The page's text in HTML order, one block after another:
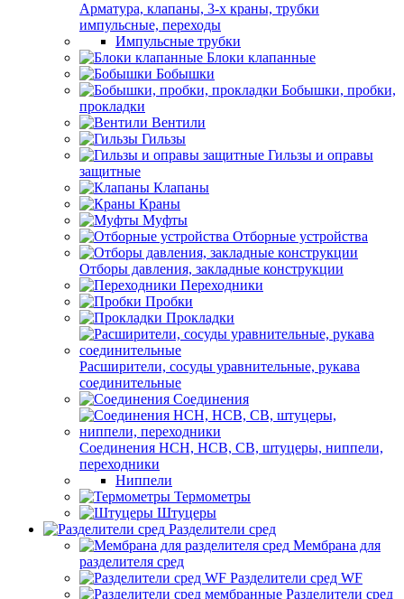
Арматура, клапаны, 3-х краны, трубки
импульсные, переходы
Импульсные трубки
Блоки клапанные
Бобышки
Бобышки, пробки,
прокладки
Вентили
Гильзы
Гильзы и оправы
защитные
Клапаны
Краны
Муфты
Отборные устройства
Отборы давления, закладные конструкции
Переходники
Пробки
Прокладки
Расширители, сосуды уравнительные, рукава
соединительные
Соединения
Соединения НСН, НСВ, СВ, штуцеры, ниппели,
переходники
Ниппели
Термометры
Штуцеры
Разделители сред
Мембрана для
разделителя сред
Разделители сред WF
Разделители сред